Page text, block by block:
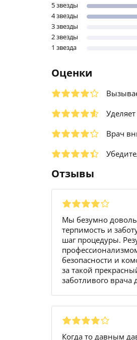
5 звезды
4 звезды
3 звезды
2 звезды
1 звезда
Оценки
Врач
Отзывы
Мы безумно
терпимость и
шаг процедуры.
безопасности и
за такой
заботливого врача
Когда то давным